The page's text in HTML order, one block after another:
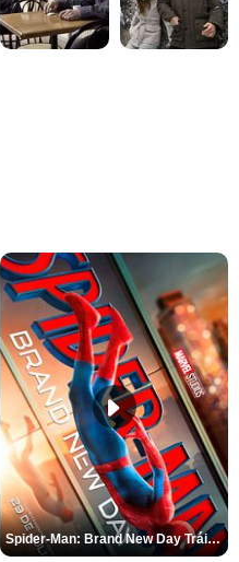
Spider-Man: Brand New Day Tráiler (3)